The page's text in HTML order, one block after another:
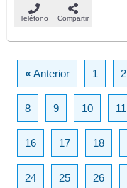
Teléfono Compartir
«Anterior 1 2
8 9 10 11
16 17 18
24 25 26